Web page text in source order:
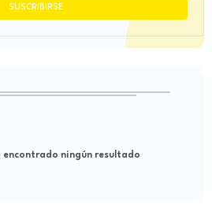
encontrado ningún resultado